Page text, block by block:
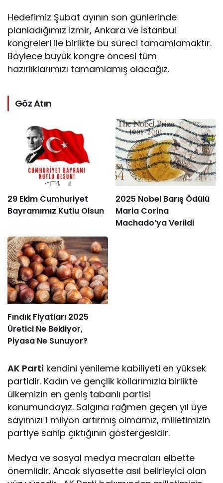
Hedefimiz Şubat ayının son günlerinde
planladığımız İzmir, Ankara ve İstanbul
kongreleri ile birlikte bu süreci tamamlamaktır.
Böylece büyük kongre öncesi tüm
hazırlıklarımızı tamamlamış olacağız.
Göz Atın
29 Ekim Cumhuriyet
Bayramımız Kutlu Olsun
2025 Nobel Barış Ödülü
Maria Corina
Machado’ya Verildi
Fındık Fiyatları 2025
Üretici Ne Bekliyor,
Piyasa Ne Sunuyor?
AK Parti kendini yenileme kabiliyeti en yüksek
partidir. Kadın ve gençlik kollarımızla birlikte
ülkemizin en geniş tabanlı partisi
konumundayız. Salgına rağmen geçen yıl üye
sayımızı 1 milyon artırmış olmamız, milletimizin
partiye sahip çıktığının göstergesidir.
Medya ve sosyal medya mecraları elbette
önemlidir. Ancak siyasette asıl belirleyici olan